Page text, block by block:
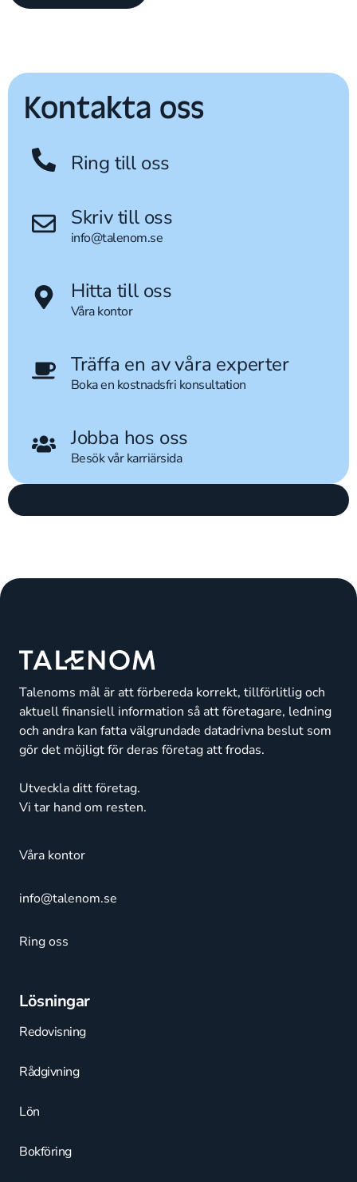
Kontakta oss
Ring till oss
Skriv till oss
info@talenom.se
Hitta till oss
Våra kontor
Träffa en av våra experter
Boka en kostnadsfri konsultation
Jobba hos oss
Besök vår karriärsida
Talenoms mål är att förbereda korrekt, tillförlitlig och
aktuell finansiell information så att företagare, ledning
och andra kan fatta välgrundade datadrivna beslut som
gör det möjligt för deras företag att frodas.
Utveckla ditt företag.
Vi tar hand om resten.
Våra kontor
info@talenom.se
Ring oss
Lösningar
Redovisning
Rådgivning
Lön
Bokföring